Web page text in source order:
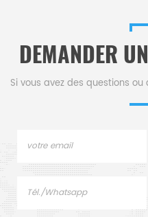
DEMANDER